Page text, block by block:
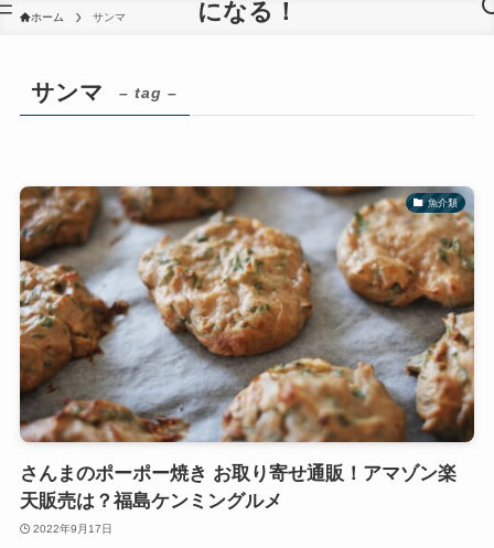
になる！
ホーム サンマ
サンマ – tag –
魚介類
さんまのポーポー焼き お取り寄せ通販！アマゾン楽
天販売は？福島ケンミングルメ
2022年9月17日